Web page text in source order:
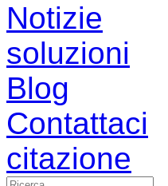
Notizie
soluzioni
Blog
Contattaci
citazione